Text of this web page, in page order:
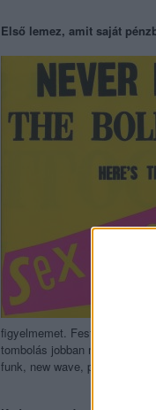
Első lemez, amit saját
figyelmemet. Festés közben
tombolás jobban megy, úgy,
funk, new wave, punk,